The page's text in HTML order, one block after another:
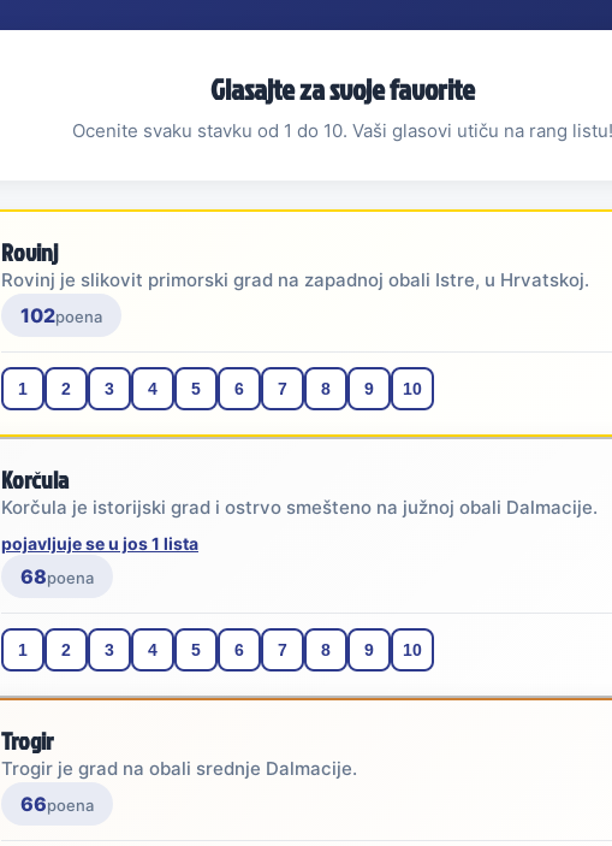
Glasajte za svoje favorite
Ocenite svaku stavku od 1 do 10. Vaši glasovi utiču na rang listu!
Rovinj
Rovinj je slikovit primorski grad na zapadnoj obali Istre, u Hrvatskoj.
102poena
1 2 3 4 5 6 7 8 9 10
Korčula
Korčula je istorijski grad i ostrvo smešteno na južnoj obali Dalmacije.
pojavljuje se u jos 1 lista
68poena
1 2 3 4 5 6 7 8 9 10
Trogir
Trogir je grad na obali srednje Dalmacije.
66poena